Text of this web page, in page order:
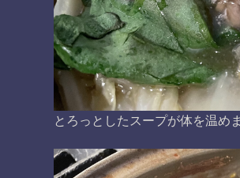
とろっとしたスープが体を温め